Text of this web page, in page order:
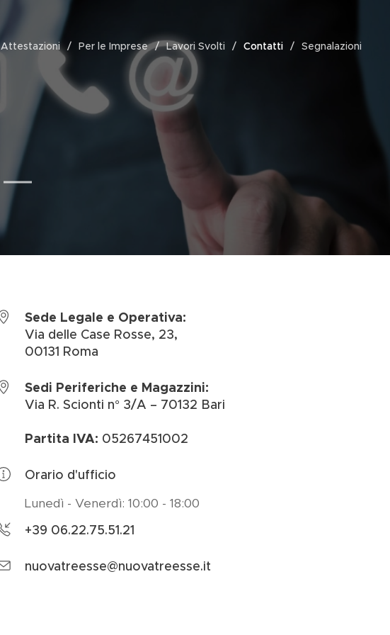
Attestazioni Per le Imprese Lavori Svolti Contatti Segnalazioni
Sede Legale e Operativa:
Via delle Case Rosse, 23,
00131 Roma
Sedi Periferiche e Magazzini:
Via R. Scionti n° 3/A – 70132 Bari
Partita IVA: 05267451002
Orario d'ufficio
Lunedì - Venerdì: 10:00 - 18:00
+39 06.22.75.51.21
nuovatreesse@nuovatreesse.it